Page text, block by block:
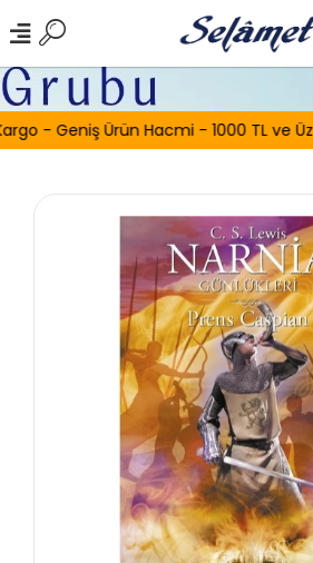
- Geniş Ürün Hacmi - 1000 TL ve